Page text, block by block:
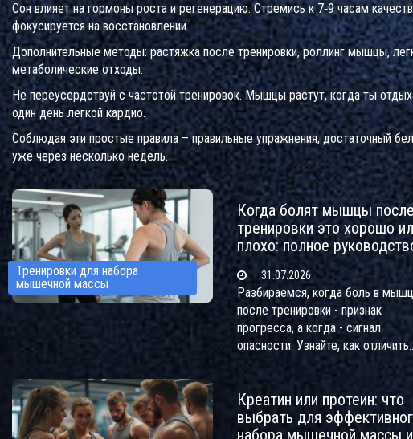
Сон влияет на гормоны роста и регенерацию. Стремись к 7‑9 часам
фокусируется на восстановлении.
Дополнительные методы: растяжка после тренировки, роллинг мышцы,
метаболические отходы.
Не переусердствуй с частотой тренировок. Мышцы растут, когда ты
один день лёгкой кардио.
Соблюдая эти простые правила – правильные упражнения, достаточный
уже через несколько недель.
Тренировки для набора
мышечной массы
Когда болят мышцы после
тренировки это хорошо
плохо: полное
31.07.2026
Разбираемся, когда боль в
после тренировки - признак
прогресса, а когда - сигнал
опасности. Узнайте, как отличить
нормальную крепатуру от травмы
ускорить восстановление для
эффективного набора массы.
Креатин или протеин: что
выбрать для
набора мышечной массы и